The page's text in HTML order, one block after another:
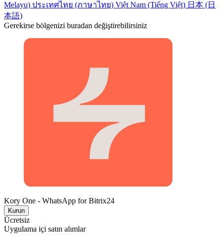
Melayu) ประเทศไทย (ภาษาไทย) Việt Nam (Tiếng Việt) 日本 (日
本語)
Gerekirse bölgenizi buradan değiştirebilirsiniz
Kory One - WhatsApp for Bitrix24
Kurun
Ücretsiz
Uygulama içi satın alımlar